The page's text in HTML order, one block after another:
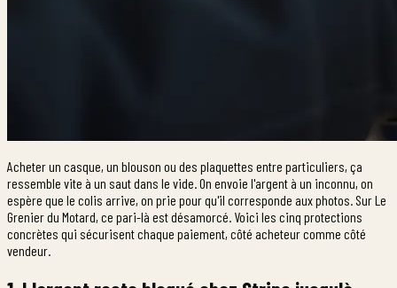
Acheter un casque, un blouson ou des plaquettes entre particuliers, ça
ressemble vite à un saut dans le vide. On envoie l'argent à un inconnu, on
espère que le colis arrive, on prie pour qu'il corresponde aux photos. Sur Le
Grenier du Motard, ce pari-là est désamorcé. Voici les cinq protections
concrètes qui sécurisent chaque paiement, côté acheteur comme côté
vendeur.